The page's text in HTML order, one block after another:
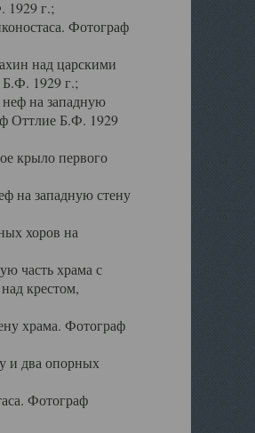
1929 г.;
Фотограф
над царскими
1929 г.;
на западную
Оттлие Б.Ф. 1929
крыло первого
на западную стену
хоров на
часть храма с
крестом,
храма. Фотограф
и два опорных
Фотограф